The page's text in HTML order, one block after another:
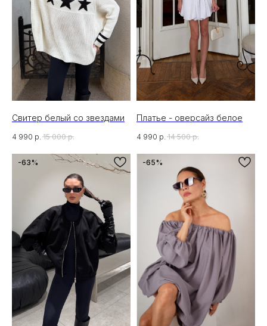
Свитер белый со звездами
4 990 р. 15 000 р.
Платье - оверсайз белое
4 990 р. 14 500 р.
-63% -65%